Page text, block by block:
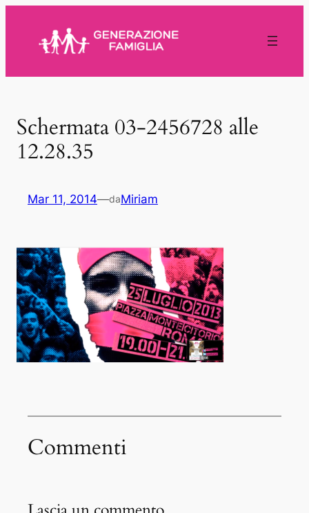
contenuto
Schermata 03-2456728 alle
12.28.35
Mar 11, 2014—daMiriam
Commenti